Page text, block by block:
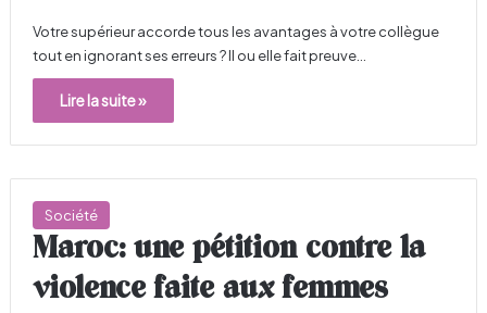
Votre supérieur accorde tous les avantages à votre collègue
tout en ignorant ses erreurs ? Il ou elle fait preuve…
Lire la suite »
Société
Maroc: une pétition contre la
violence faite aux femmes